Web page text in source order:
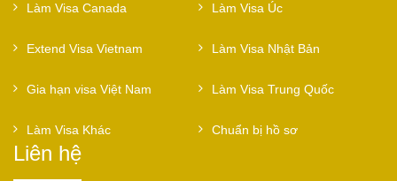
Làm Visa Canada Làm Visa Úc
Extend Visa Vietnam Làm Visa Nhật Bản
Gia hạn visa Việt Nam Làm Visa Trung Quốc
Làm Visa Khác Chuẩn bị hồ sơ
Liên hệ